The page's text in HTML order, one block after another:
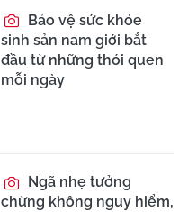
Bảo vệ sức khỏe
sinh sản nam giới bắt
đầu từ những thói quen
mỗi ngày
Ngã nhẹ tưởng
chừng không nguy hiểm,